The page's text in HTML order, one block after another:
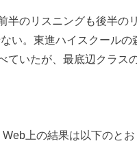
のリスニングも後半の
い。東進ハイスクール
ていたが、最底辺クラス
上の結果は以下のとお